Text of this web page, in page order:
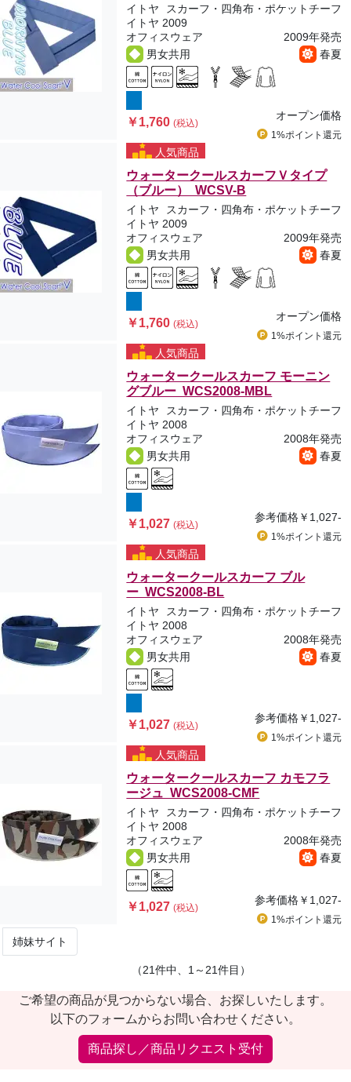
イトヤ
スカーフ・四角布・ポケットチーフ
イトヤ 2009
オフィスウェア
2009年発売
男女共用
春夏
￥1,760(税込)
オープン価格
1%ポイント 還元
人気商品
ウォータークールスカーフＶタイプ
（ブルー） WCSV-B
イトヤ
スカーフ・四角布・ポケットチーフ
イトヤ 2009
オフィスウェア
2009年発売
男女共用
春夏
￥1,760(税込)
オープン価格
1%ポイント 還元
人気商品
ウォータークールスカーフ モーニン
グブルー WCS2008-MBL
イトヤ
スカーフ・四角布・ポケットチーフ
イトヤ 2008
オフィスウェア
2008年発売
男女共用
春夏
￥1,027(税込)
参考価格￥1,027-
1%ポイント 還元
人気商品
ウォータークールスカーフ ブル
ー WCS2008-BL
イトヤ
スカーフ・四角布・ポケットチーフ
イトヤ 2008
オフィスウェア
2008年発売
男女共用
春夏
￥1,027(税込)
参考価格￥1,027-
1%ポイント 還元
人気商品
ウォータークールスカーフ カモフラ
ージュ WCS2008-CMF
イトヤ
スカーフ・四角布・ポケットチーフ
イトヤ 2008
オフィスウェア
2008年発売
男女共用
春夏
￥1,027(税込)
参考価格￥1,027-
1%ポイント 還元
姉妹サイト
（21件中、1～21件目）
ご希望の商品が見つからない場合、お探しいたします。
以下のフォームからお問い合わせください。
商品探し／商品リクエスト受付